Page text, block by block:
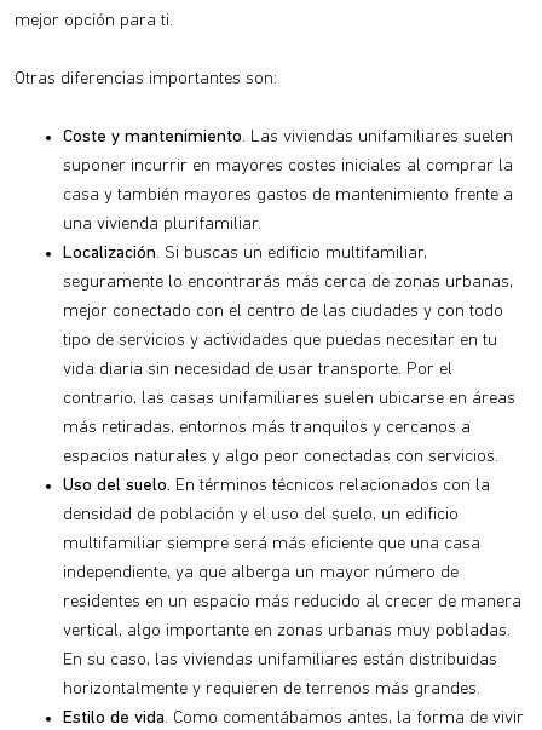
mejor opción para ti.
Otras diferencias importantes son:
Coste y mantenimiento. Las viviendas unifamiliares suelen
suponer incurrir en mayores costes iniciales al comprar la
casa y también mayores gastos de mantenimiento frente a
una vivienda plurifamiliar.
Localización. Si buscas un edificio multifamiliar,
seguramente lo encontrarás más cerca de zonas urbanas,
mejor conectado con el centro de las ciudades y con todo
tipo de servicios y actividades que puedas necesitar en tu
vida diaria sin necesidad de usar transporte. Por el
contrario, las casas unifamiliares suelen ubicarse en áreas
más retiradas, entornos más tranquilos y cercanos a
espacios naturales y algo peor conectadas con servicios.
Uso del suelo. En términos técnicos relacionados con la
densidad de población y el uso del suelo, un edificio
multifamiliar siempre será más eficiente que una casa
independiente, ya que alberga un mayor número de
residentes en un espacio más reducido al crecer de manera
vertical, algo importante en zonas urbanas muy pobladas.
En su caso, las viviendas unifamiliares están distribuidas
horizontalmente y requieren de terrenos más grandes.
Estilo de vida. Como comentábamos antes, la forma de vivir